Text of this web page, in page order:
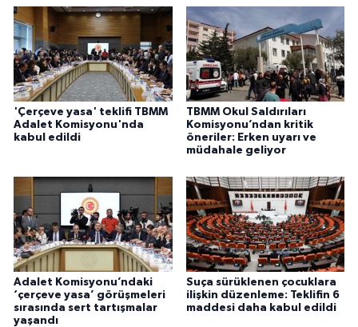
'Çerçeve yasa' teklifi TBMM
Adalet Komisyonu'nda
kabul edildi
TBMM Okul Saldırıları
Komisyonu’ndan kritik
öneriler: Erken uyarı ve
müdahale geliyor
Adalet Komisyonu’ndaki
‘çerçeve yasa’ görüşmeleri
sırasında sert tartışmalar
yaşandı
Suça sürüklenen çocuklara
ilişkin düzenleme: Teklifin 6
maddesi daha kabul edildi